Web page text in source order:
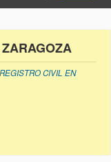
REGISTRO CIVIL EN